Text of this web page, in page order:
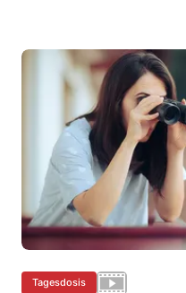
Tagesdosis